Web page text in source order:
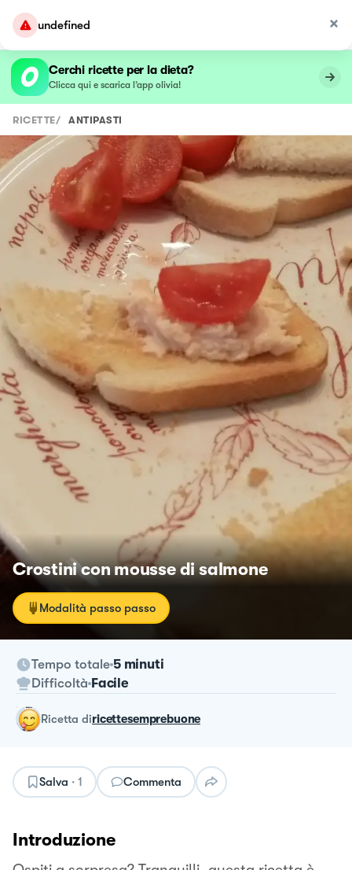
undefined
Cerchi ricette per la dieta?
Clicca qui e scarica l’app olivia!
RICETTE/ ANTIPASTI
Crostini con mousse di salmone
Modalità passo passo
Tempo totale 5 minuti
Difficoltà Facile
ricetta diricettesemprebuone
Salva · 1 Commenta
Introduzione